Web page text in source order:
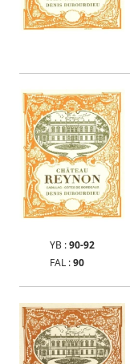
YB :90-92
FAL :90